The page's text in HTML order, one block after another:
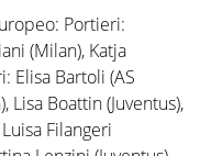
Portieri:
(Milan), Katja
Elisa Bartoli (AS
Lisa Boattin (Juventus),
Filangeri